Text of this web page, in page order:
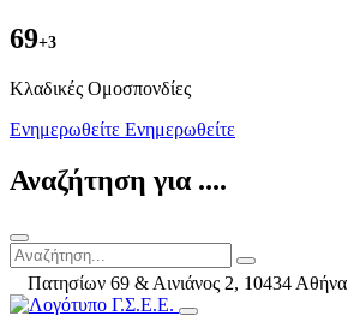
69+3
Kλαδικές Ομοσπονδίες
Ενημερωθείτε Ενημερωθείτε
Αναζήτηση για ....
Πατησίων 69 & Αινιάνος 2, 10434 Αθήνα